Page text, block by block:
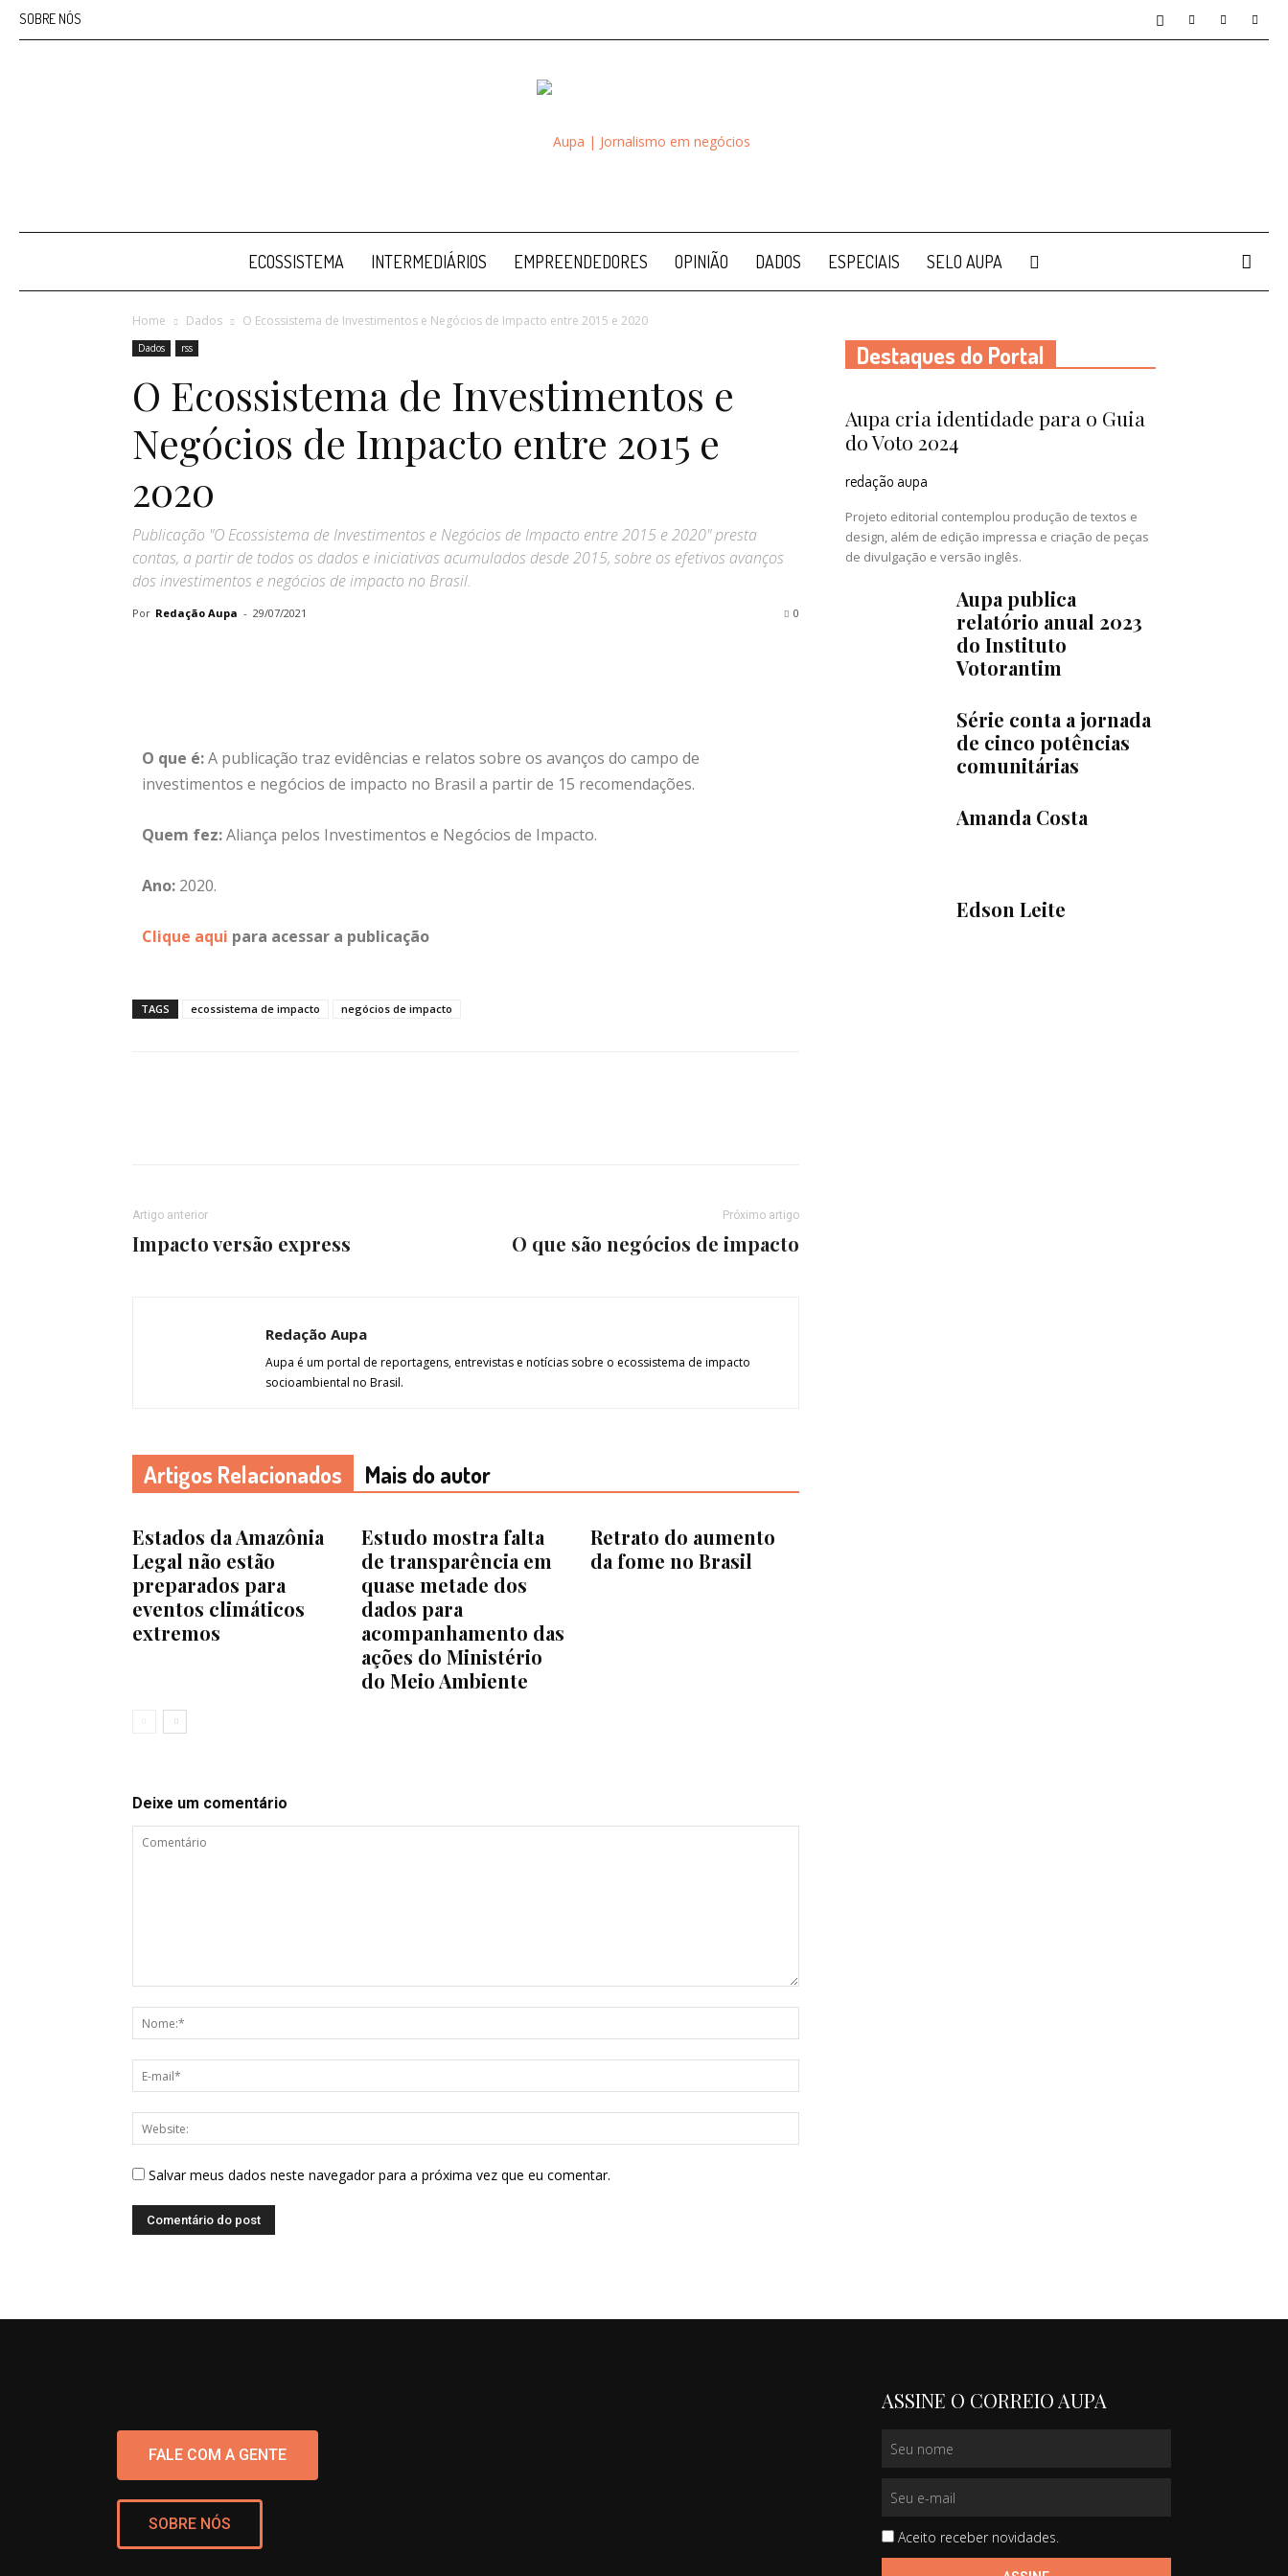
SOBRE NÓS
Aupa
ECOSSISTEMA INTERMEDIÁRIOS EMPREENDEDORES OPINIÃO DADOS ESPECIAIS SELO AUPA
Home Dados O Ecossistema de Investimentos e Negócios de Impacto entre 2015 e 2020
Dados rss
O Ecossistema de Investimentos e
Negócios de Impacto entre 2015 e
2020
Publicação "O Ecossistema de Investimentos e Negócios de Impacto entre 2015 e 2020" presta
contas, a partir de todos os dados e iniciativas acumulados desde 2015, sobre os efetivos avanços
dos investimentos e negócios de impacto no Brasil.
Por Redação Aupa - 29/07/2021 0
O que é:A publicação traz evidências e relatos sobre os avanços do campo de
investimentos e negócios de impacto no Brasil a partir de 15 recomendações.
Quem fez:Aliança pelos Investimentos e Negócios de Impacto.
Ano: 2020.
Clique aqui para acessar a publicação
TAGS ecossistema de impacto negócios de impacto
Artigo anterior
Impacto versão express
Próximo artigo
O que são negócios de impacto
Redação Aupa
Aupa é um portal de reportagens, entrevistas e notícias sobre o ecossistema de impacto
socioambiental no Brasil.
Artigos Relacionados Mais do autor
Estados da Amazônia
Legal não estão
preparados para
eventos climáticos
extremos
Estudo mostra falta
de transparência em
quase metade dos
dados para
acompanhamento das
ações do Ministério
do Meio Ambiente
Retrato do aumento
da fome no Brasil
Deixe um comentário
Salvar meus dados neste navegador para a próxima vez que eu comentar.
Destaques do Portal
Aupa cria identidade para o Guia
do Voto 2024
redação aupa
Projeto editorial contemplou produção de textos e
design, além de edição impressa e criação de peças
de divulgação e versão inglês.
Aupa publica
relatório anual 2023
do Instituto
Votorantim
Série conta a jornada
de cinco potências
comunitárias
Amanda Costa
Edson Leite
FALE COM A GENTE
SOBRE NÓS
ASSINE O CORREIO AUPA
Aceito receber novidades.